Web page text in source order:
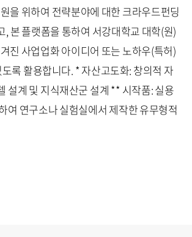
을 위하여 전략분야에 대한 크라우드펀딩
, 본 플랫폼을 통하여 서강대학교 대학(원)
진 사업업화 아이디어 또는 노하우(특허)
록 활용합니다. * 자산고도화: 창의적 자
설계 및 지식재산군 설계 ** 시작품: 실용
여 연구소나 실험실에서 제작한 유무형적